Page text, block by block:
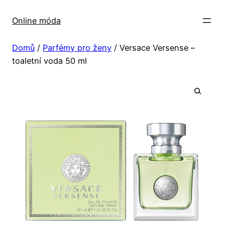
Online móda
Domů / Parfémy pro ženy / Versace Versense –
toaletní voda 50 ml